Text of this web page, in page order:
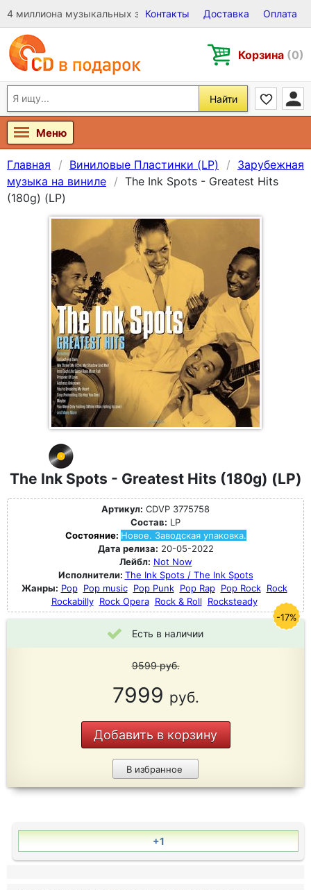
4 миллиона музыкальных записей на Виниле, CD и DVD
Контакты Доставка Оплата
Корзина (0)
Найти
Меню
Главная Виниловые Пластинки (LP)
Зарубежная
музыка на виниле
The Ink Spots - Greatest Hits
(180g) (LP)
The Ink Spots - Greatest Hits (180g) (LP)
Артикул: CDVP 3775758
Состав: LP
Состояние: Новое. Заводская упаковка.
Дата релиза: 20-05-2022
Лейбл: Not Now
Исполнители: The Ink Spots / The Ink Spots
Жанры: Pop Pop music Pop Punk Pop Rap Pop Rock Rock
Rockabilly Rock Opera Rock & Roll Rocksteady
Есть в наличии
9599руб.
7999 руб.
Добавить в корзину
В избранное
-17%
+1